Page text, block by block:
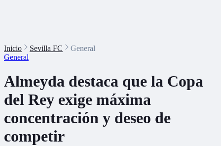
Inicio Sevilla FC
General
General
Almeyda destaca que la Copa
del Rey exige máxima
concentración y deseo de
competir